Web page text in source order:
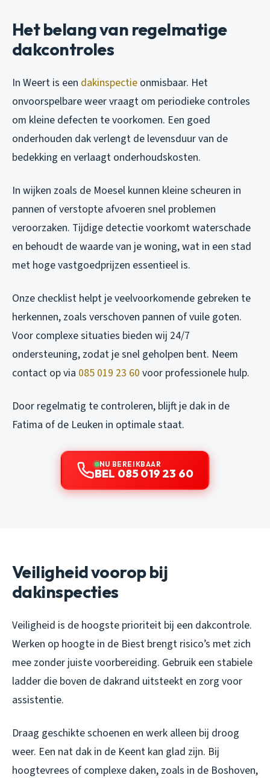
Het belang van regelmatige
dakcontroles
In Weert is een dakinspectie onmisbaar. Het
onvoorspelbare weer vraagt om periodieke controles
om kleine defecten te voorkomen. Een goed
onderhouden dak verlengt de levensduur van de
bedekking en verlaagt onderhoudskosten.
In wijken zoals de Moesel kunnen kleine scheuren in
pannen of verstopte afvoeren snel problemen
veroorzaken. Tijdige detectie voorkomt waterschade
en behoudt de waarde van je woning, wat in een stad
met hoge vastgoedprijzen essentieel is.
Onze checklist helpt je veelvoorkomende gebreken te
herkennen, zoals verschoven pannen of vuile goten.
Voor complexe situaties bieden wij 24/7
ondersteuning, zodat je snel geholpen bent. Neem
contact op via 085 019 23 60 voor professionele hulp.
Door regelmatig te controleren, blijft je dak in de
Fatima of de Leuken in optimale staat.
NU BEREIKBAAR
BEL 085 019 23 60
Veiligheid voorop bij
dakinspecties
Veiligheid is de hoogste prioriteit bij een dakcontrole.
Werken op hoogte in de Biest brengt risico’s met zich
mee zonder juiste voorbereiding. Gebruik een stabiele
ladder die boven de dakrand uitsteekt en zorg voor
assistentie.
Draag geschikte schoenen en werk alleen bij droog
weer. Een nat dak in de Keent kan glad zijn. Bij
hoogtevrees of complexe daken, zoals in de Boshoven,